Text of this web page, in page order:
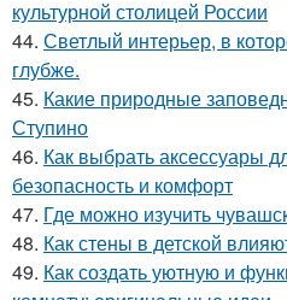
культурной столицей России
44. Светлый интерьер, в
глубже.
45. Какие природные
Ступино
46. Как выбрать аксессуары
безопасность и комфорт
47. Где можно изучить
48. Как стены в детской
49. Как создать уютную и